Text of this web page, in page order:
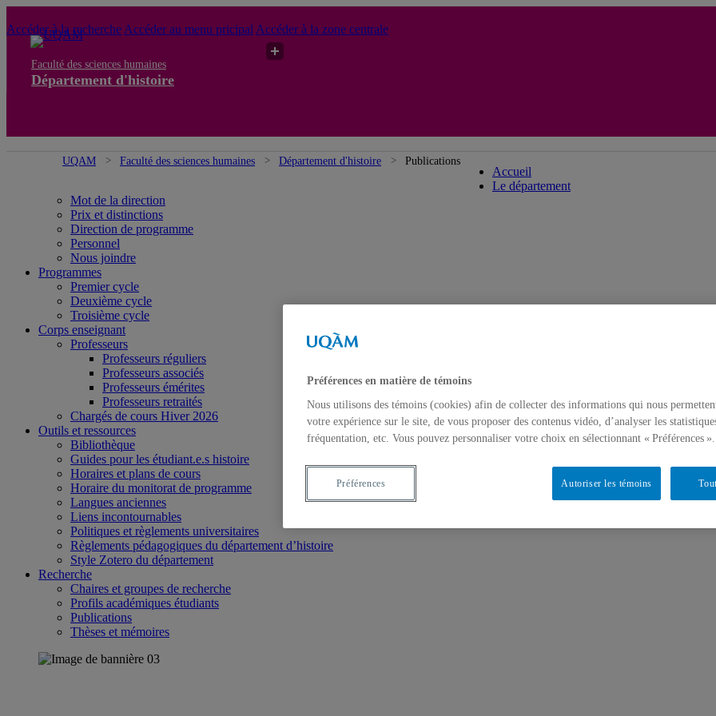
Accéder à la recherche Accéder au menu pricipal Accéder à la zone centrale
Faculté des sciences humaines
Département d'histoire
UQAM Faculté des sciences humaines Département d'histoire Publications
Accueil
Le département
Mot de la direction
Prix et distinctions
Direction de programme
Personnel
Nous joindre
Programmes
Premier cycle
Deuxième cycle
Troisième cycle
Corps enseignant
Professeurs
Professeurs réguliers
Professeurs associés
Professeurs émérites
Professeurs retraités
Chargés de cours Hiver 2026
Outils et ressources
Bibliothèque
Guides pour les étudiant.e.s histoire
Horaires et plans de cours
Horaire du monitorat de programme
Langues anciennes
Liens incontournables
Politiques et règlements universitaires
Règlements pédagogiques du département d’histoire
Style Zotero du département
Recherche
Chaires et groupes de recherche
Profils académiques étudiants
Publications
Thèses et mémoires
Préférences en matière de témoins
Nous utilisons des témoins (cookies) afin de collecter des informations qui nous
votre expérience sur le site, de vous proposer des contenus vidéo, d’analyser les
fréquentation, etc. Vous pouvez personnaliser votre choix en sélectionnant « Préférences ».
Autoriser les témoins
Préférences